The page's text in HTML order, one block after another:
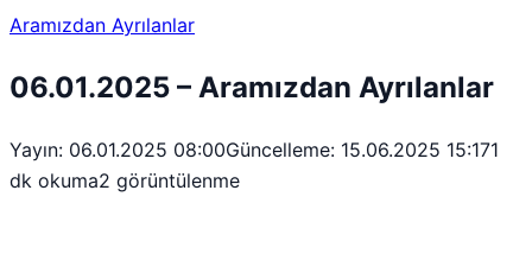
Aramızdan Ayrılanlar
06.01.2025 – Aramızdan Ayrılanlar
Yayın: 06.01.2025 08:00Güncelleme: 15.06.2025 15:171
dk okuma2 görüntülenme